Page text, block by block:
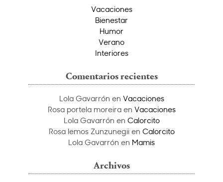
Vacaciones
Bienestar
Humor
Verano
Interiores
Comentarios recientes
Lola Gavarrón en Vacaciones
Rosa portela moreiraen Vacaciones
Lola Gavarrón en Calorcito
Rosa lemos Zunzunegiien Calorcito
Lola Gavarrón en Mamis
Archivos